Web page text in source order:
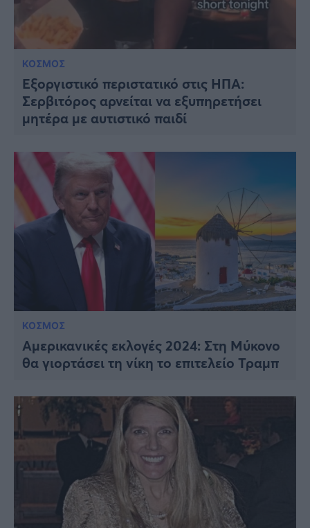
ΚΟΣΜΟΣ
Εξοργιστικό περιστατικό στις ΗΠΑ:
Σερβιτόρος αρνείται να εξυπηρετήσει
μητέρα με αυτιστικό παιδί
ΚΟΣΜΟΣ
Αμερικανικές εκλογές 2024: Στη Μύκονο
θα γιορτάσει τη νίκη το επιτελείο Τραμπ